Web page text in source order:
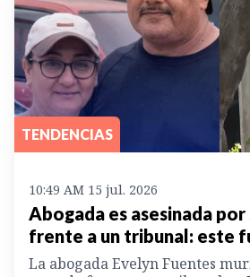
TENDENCIAS
10:49 AM 15 jul. 2026
Abogada es asesinada
frente a un tribunal: este
La abogada Evelyn Fuentes